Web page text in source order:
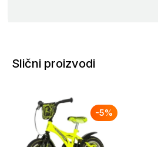
Slični proizvodi
-5%